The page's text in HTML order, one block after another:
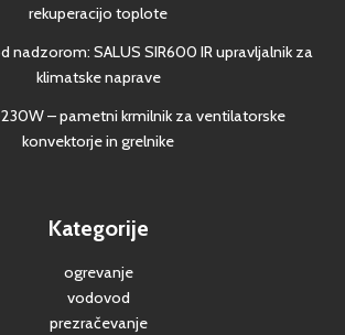
rekuperacijo toplote
nadzorom: SALUS SIR600 IR upravljalnik za
klimatske naprave
230W – pametni krmilnik za ventilatorske
konvektorje in grelnike
Kategorije
ogrevanje
vodovod
prezračevanje